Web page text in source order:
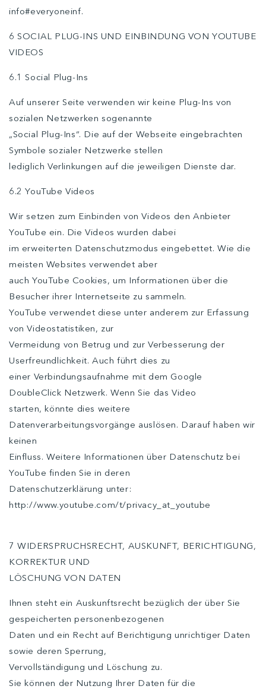
info#everyoneinf.
6 SOCIAL PLUG-INS UND EINBINDUNG VON YOUTUBE
VIDEOS
6.1 Social Plug-Ins
Auf unserer Seite verwenden wir keine Plug-Ins von
sozialen Netzwerken sogenannte
„Social Plug-Ins“. Die auf der Webseite eingebrachten
Symbole sozialer Netzwerke stellen
lediglich Verlinkungen auf die jeweiligen Dienste dar.
6.2 YouTube Videos
Wir setzen zum Einbinden von Videos den Anbieter
YouTube ein. Die Videos wurden dabei
im erweiterten Datenschutzmodus eingebettet. Wie die
meisten Websites verwendet aber
auch YouTube Cookies, um Informationen über die
Besucher ihrer Internetseite zu sammeln.
YouTube verwendet diese unter anderem zur Erfassung
von Videostatistiken, zur
Vermeidung von Betrug und zur Verbesserung der
Userfreundlichkeit. Auch führt dies zu
einer Verbindungsaufnahme mit dem Google
DoubleClick Netzwerk. Wenn Sie das Video
starten, könnte dies weitere
Datenverarbeitungsvorgänge auslösen. Darauf haben wir
keinen
Einfluss. Weitere Informationen über Datenschutz bei
YouTube finden Sie in deren
Datenschutzerklärung unter:
http://www.youtube.com/t/privacy_at_youtube
7 WIDERSPRUCHSRECHT, AUSKUNFT, BERICHTIGUNG,
KORREKTUR UND
LÖSCHUNG VON DATEN
Ihnen steht ein Auskunftsrecht bezüglich der über Sie
gespeicherten personenbezogenen
Daten und ein Recht auf Berichtigung unrichtiger Daten
sowie deren Sperrung,
Vervollständigung und Löschung zu.
Sie können der Nutzung Ihrer Daten für die